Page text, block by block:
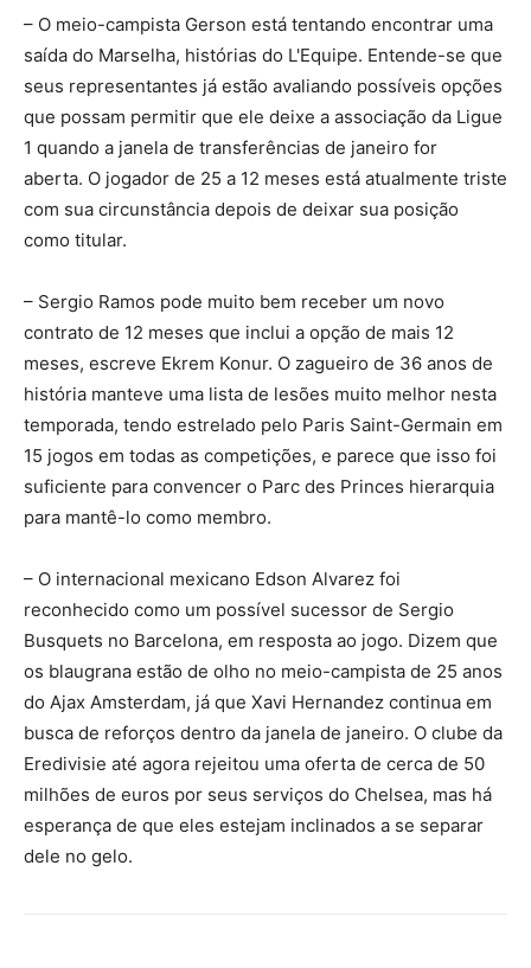
– O meio-campista Gerson está tentando encontrar uma
saída do Marselha, histórias do L'Equipe. Entende-se que
seus representantes já estão avaliando possíveis opções
que possam permitir que ele deixe a associação da Ligue
1 quando a janela de transferências de janeiro for
aberta. O jogador de 25 a 12 meses está atualmente triste
com sua circunstância depois de deixar sua posição
como titular.
– Sergio Ramos pode muito bem receber um novo
contrato de 12 meses que inclui a opção de mais 12
meses, escreve Ekrem Konur. O zagueiro de 36 anos de
história manteve uma lista de lesões muito melhor nesta
temporada, tendo estrelado pelo Paris Saint-Germain em
15 jogos em todas as competições, e parece que isso foi
suficiente para convencer o Parc des Princes hierarquia
para mantê-lo como membro.
– O internacional mexicano Edson Alvarez foi
reconhecido como um possível sucessor de Sergio
Busquets no Barcelona, ​​em resposta ao jogo. Dizem que
os blaugrana estão de olho no meio-campista de 25 anos
do Ajax Amsterdam, já que Xavi Hernandez continua em
busca de reforços dentro da janela de janeiro. O clube da
Eredivisie até agora rejeitou uma oferta de cerca de 50
milhões de euros por seus serviços do Chelsea, mas há
esperança de que eles estejam inclinados a se separar
dele no gelo.